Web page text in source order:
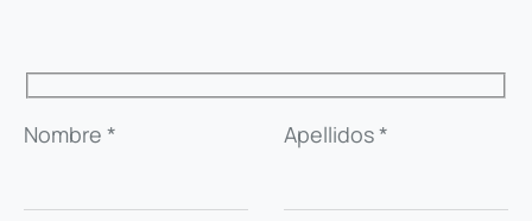
Nombre * Apellidos *